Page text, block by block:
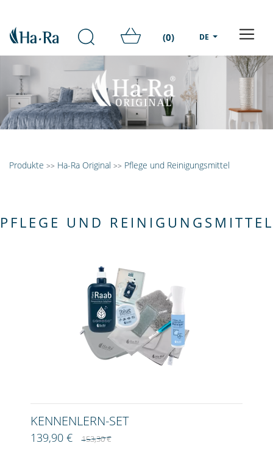
(0) DE
Produkte >> Ha-Ra Original >> Pflege und Reinigungsmittel
PFLEGE UND REINIGUNGSMITTEL
KENNENLERN-SET
139,90 €153,30 €